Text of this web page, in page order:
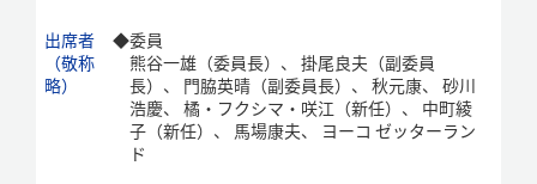
出席者
（敬称
略）
◆委員
熊谷一雄（委員長）、 掛尾良夫（副委員
長）、 門脇英晴（副委員長）、 秋元康、 砂川
浩慶、 橘・フクシマ・咲江（新任）、 中町綾
子（新任）、 馬場康夫、 ヨーコ ゼッターラン
ド